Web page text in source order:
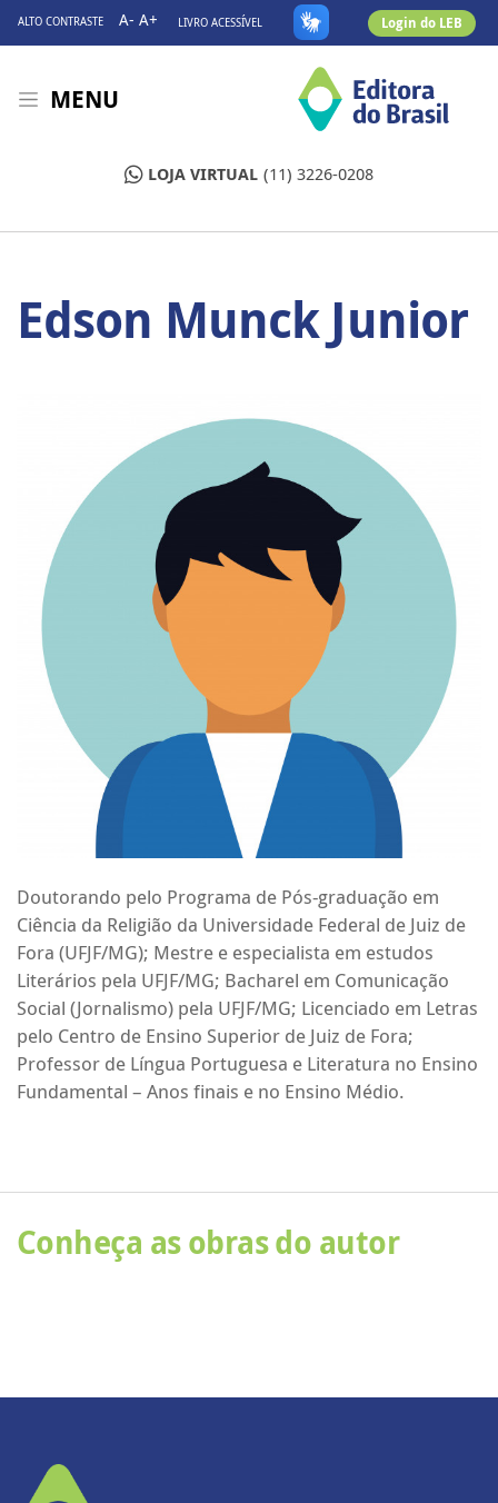
ALTO CONTRASTE A- A+ LIVRO ACESSÍVEL Login do LEB
MENU
LOJA VIRTUAL (11) 3226-0208
Edson Munck Junior
Doutorando pelo Programa de Pós-graduação em
Ciência da Religião da Universidade Federal de Juiz de
Fora (UFJF/MG); Mestre e especialista em estudos
Literários pela UFJF/MG; Bacharel em Comunicação
Social (Jornalismo) pela UFJF/MG; Licenciado em Letras
pelo Centro de Ensino Superior de Juiz de Fora;
Professor de Língua Portuguesa e Literatura no Ensino
Fundamental – Anos finais e no Ensino Médio.
Conheça as obras do autor